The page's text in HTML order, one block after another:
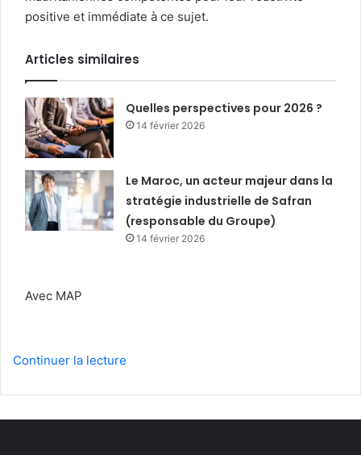
positive et immédiate à ce sujet.
Articles similaires
Quelles perspectives pour 2026 ?
14 février 2026
Le Maroc, un acteur majeur dans la
stratégie industrielle de Safran
(responsable du Groupe)
14 février 2026
Avec MAP
Continuer la lecture